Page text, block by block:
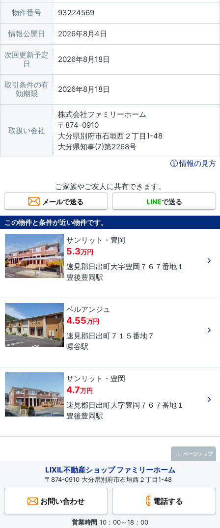
物件番号 93224569
情報公開日 2026年8月4日
次回更新予定
日
2026年8月18日
取引条件の有
効期限
2026年8月18日
取扱い会社
株式会社ファミリーホーム
〒874-0910
大分県別府市石垣西２丁目1-48
大分県知事(7)第2268号
情報の見方
ご家族やご友人に共有できます。
メールで送る LINEで送る
この物件と条件が近い物件です。
サンリット・豊岡
5.3万円
速見郡日出町大字豊岡 ７６７番地１
豊後豊岡駅
ベルアンジュ
4.55万円
速見郡日出町 ７１５番地７
暘谷駅
サンリット・豊岡
4.7万円
速見郡日出町大字豊岡 ７６７番地１
豊後豊岡駅
LIXIL不動産ショップ ファミリーホーム
〒874-0910 大分県別府市石垣西２丁目1-48
お問い合わせ 電話する
営業時間 10：00～18：00
ページトップ